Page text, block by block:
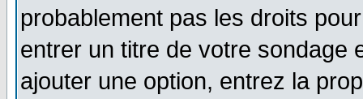
probablement pas les droits
entrer un titre de votre sondage
ajouter une option, entrez la